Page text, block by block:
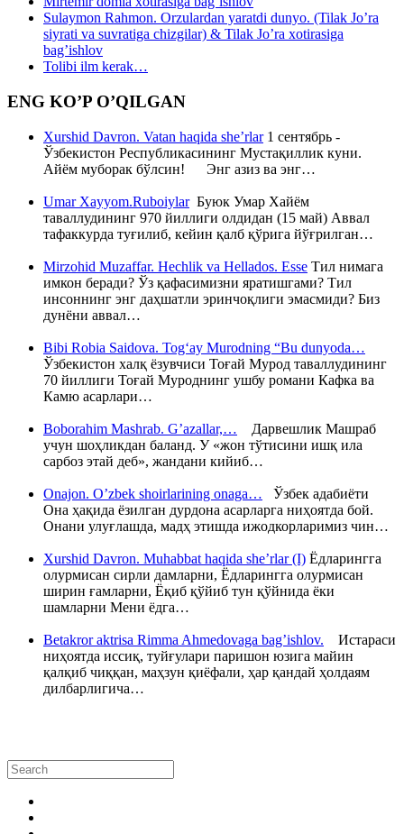
Sulaymon Rahmon. Orzulardan yaratdi dunyo. (Tilak Jo’ra
siyrati va suvratiga chizgilar) & Tilak Jo’ra xotirasiga
bag’ishlov
Tolibi ilm kerak…
ENG KO’P O’QILGAN
Xurshid Davron. Vatan haqida she’rlar1 сентябрь -
Ўзбекистон Республикасининг Мустақиллик куни.
Айём муборак бўлсин! Энг азиз ва энг…
Umar Xayyom.RuboiylarБуюк Умар Хайём
таваллудининг 970 йиллиги олдидан (15 май) Аввал
тафаккурда туғилиб, кейин қалб қўрига йўғрилган…
Mirzohid Muzaffar. Hechlik va Hellados. Esse Тил нимага
имкон беради? Ўз қафасимизни яратишгами? Тил
инсоннинг энг даҳшатли эринчоқлиги эмасмиди? Биз
дунёни аввал…
Bibi Robia Saidova. Tog‘ay Murodning “Bu dunyoda…
Ўзбекистон халқ ёзувчиси Тоғай Мурод таваллудининг
70 йиллиги Тоғай Муроднинг ушбу романи Кафка ва
Камю асарлари…
Boborahim Mashrab. G’azallar,… Дарвешлик Машраб
учун шоҳликдан баланд. У «жон тўтисини ишқ ила
сарбоз этай деб», жандани кийиб…
Onajon. O’zbek shoirlarining onaga… Ўзбек адабиёти
Она ҳақида ёзилган дурдона асарларга ниҳоятда бой.
Онани улуғлашда, мадҳ этишда ижодкорларимиз чин…
Xurshid Davron. Muhabbat haqida she’rlar (I) Ёдларингга
олурмисан сирли дамларни, Ёдларингга олурмисан
ширин ғамларни, Ёқиб қўйиб тун қўйнида ёки
шамларни Мени ёдга…
Betakror aktrisa Rimma Ahmedovaga bag’ishlov. Истараси
ниҳоятда иссиқ, туйғулари паришон юзига майин
қалқиб чиққан, маҳзун қиёфали, ҳар қандай ҳолдаям
дилбарлигича…